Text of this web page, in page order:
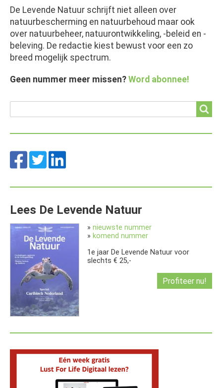
De Levende Natuur schrijft niet alleen over
natuurbescherming en natuurbehoud maar ook
over natuurbeheer, natuurontwikkeling, -beleid en -
beleving. De redactie kiest bewust voor een zo
breed mogelijk spectrum.
Geen nummer meer missen? Word abonnee!
Lees De Levende Natuur
» nieuwste nummer
» komend nummer
1e jaar De Levende Natuur voor
slechts € 25,-
Profiteer nu!